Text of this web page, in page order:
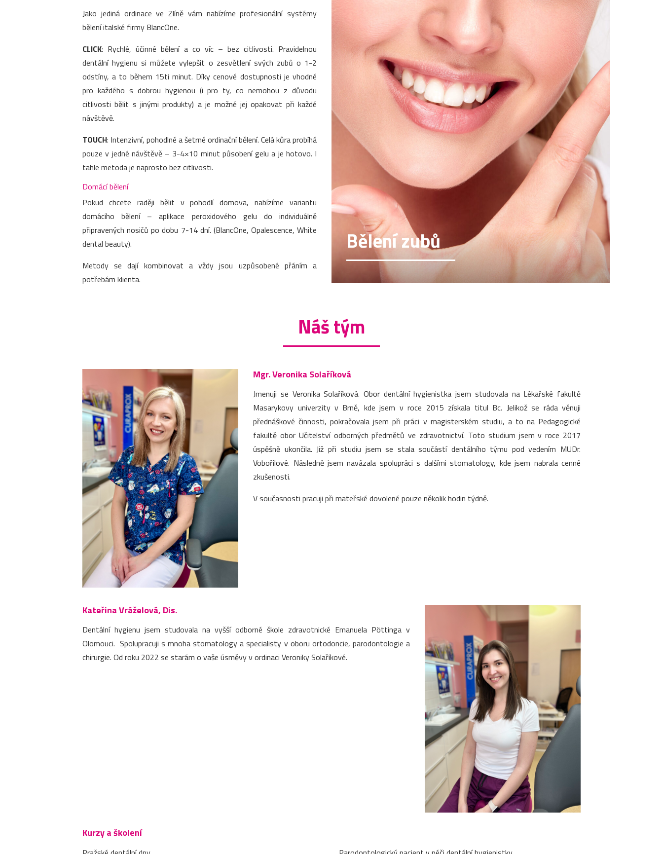
Jako jediná ordinace ve Zlíně vám nabízíme profesionální systémy
bělení italské firmy BlancOne.
CLICK: Rychlé, účinné bělení a co víc – bez citlivosti. Pravidelnou
dentální hygienu si můžete vylepšit o zesvětlení svých zubů o 1-2
odstíny, a to během 15ti minut. Díky cenové dostupnosti je vhodné
pro každého s dobrou hygienou (i pro ty, co nemohou z důvodu
citlivosti bělit s jinými produkty) a je možné jej opakovat při každé
návštěvě.
TOUCH: Intenzivní, pohodlné a šetrné ordinační bělení. Celá kůra probíhá
pouze v jedné návštěvě – 3-4×10 minut působení gelu a je hotovo. I
tahle metoda je naprosto bez citlivosti.
Domácí bělení
Pokud chcete raději bělit v pohodlí domova, nabízíme variantu
domácího bělení – aplikace peroxidového gelu do individuálně
připravených nosičů po dobu 7-14 dní. (BlancOne, Opalescence, White
dental beauty).
Metody se dají kombinovat a vždy jsou uzpůsobené přáním a
potřebám klienta.
Bělení zubů
Náš tým
Mgr. Veronika Solaříková
Jmenuji se Veronika Solaříková. Obor dentální hygienistka jsem studovala na Lékařské fakultě
Masarykovy univerzity v Brně, kde jsem v roce 2015 získala titul Bc. Jelikož se ráda věnuji
přednáškové činnosti, pokračovala jsem při práci v magisterském studiu, a to na Pedagogické
fakultě obor Učitelství odborných předmětů ve zdravotnictví. Toto studium jsem v roce 2017
úspěšně ukončila. Již při studiu jsem se stala součástí dentálního týmu pod vedením MUDr.
Vobořilové. Následně jsem navázala spolupráci s dalšími stomatology, kde jsem nabrala cenné
zkušenosti.
V současnosti pracuji při mateřské dovolené pouze několik hodin týdně.
Kateřina Vráželová, Dis.
Dentální hygienu jsem studovala na vyšší odborné škole zdravotnické Emanuela Pöttinga v
Olomouci. Spolupracuji s mnoha stomatology a specialisty v oboru ortodoncie, parodontologie a
chirurgie. Od roku 2022 se starám o vaše úsměvy v ordinaci Veroniky Solaříkové.
Kurzy a školení